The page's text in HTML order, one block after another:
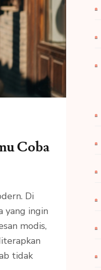
Coba
Di
yang ingin
modis,
tidak